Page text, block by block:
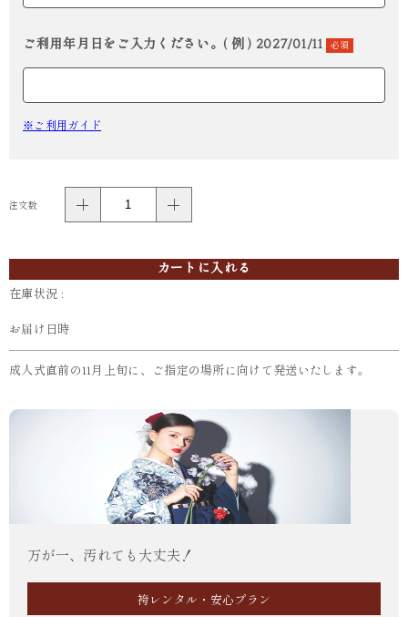
ご利用年月日をご入力ください。( 例 ) 2027/01/11 必須
※ご利用ガイド
注文数
カートに入れる
在庫状況 :
お届け日時
成人式直前の11月上旬に、ご指定の場所に向けて発送いたします。
万が一、汚れても大丈夫！
袴レンタル・安心プラン